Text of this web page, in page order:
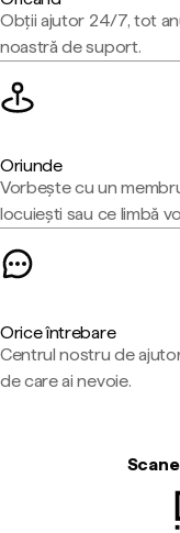
Obții ajutor 24/7, tot
noastră de suport.
Oriunde
Vorbește cu un
locuiești sau ce limbă
Orice întrebare
Centrul nostru de
de care ai nevoie.